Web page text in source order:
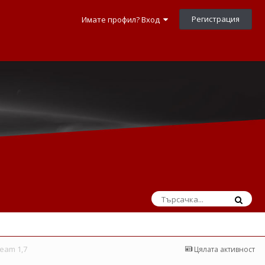
Имате профил? Вход Регистрация
Цялата активност
1,7